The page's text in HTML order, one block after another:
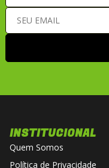
INSTITUCIONAL
Quem Somos
Política de Privacidade